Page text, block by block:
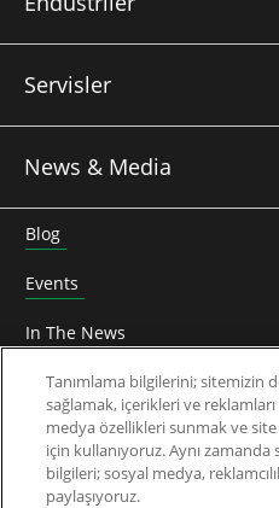
Servisler
News & Media
Blog
Events
In The News
Roundtable
Thought Leadership
Teknik Doküman
Tanımlama bilgilerini; sitemizin
sağlamak, içerikleri ve
medya özellikleri sunmak ve
için kullanıyoruz. Aynı zamanda
bilgileri; sosyal medya,
paylaşıyoruz.